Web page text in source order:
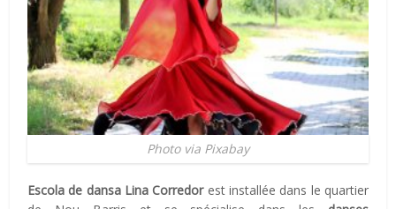
Photo via Pixabay
Escola de dansa Lina Corredorest installée dans le quartier